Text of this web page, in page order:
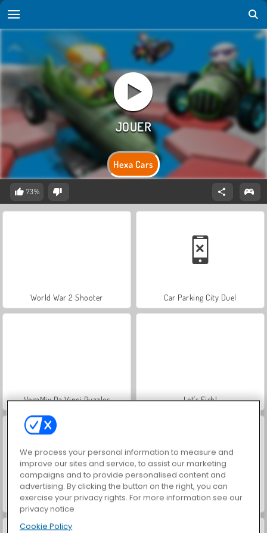
Hexa Cars
73%
World War 2 Shooter Car Parking City Duel
VegaMix Da Vinci Puzzles Let's Fish!
Farm Merge Valley Hidden Object: Street of Secrets
We process your personal information to measure and
improve our sites and service, to assist our marketing
campaigns and to provide personalised content and
advertising. By clicking the button on the right, you can
exercise your privacy rights. For more information see our
privacy notice
Cookie Policy